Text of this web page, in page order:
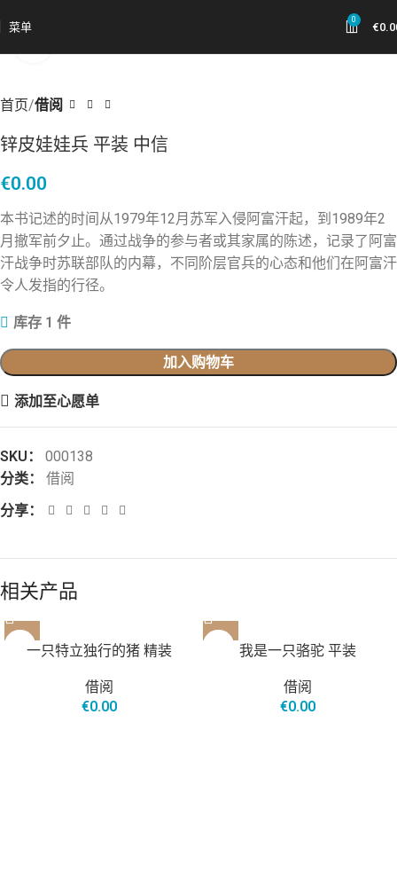
菜单
0
€
首页 借阅
锌皮娃娃兵 平装 中信
€0.00
本书记述的时间从1979年12月苏军入侵阿富汗起，到1989年2
月撤军前夕止。通过战争的参与者或其家属的陈述，记录了阿富
汗战争时苏联部队的内幕，不同阶层官兵的心态和他们在阿富汗
令人发指的行径。
库存 1 件
加入购物车
添加至心愿单
SKU： 000138
分类：
借阅
分享：
相关产品
一只特立独行的猪 精装
借阅
€0.00
我是一只骆驼 平装
借阅
€0.00